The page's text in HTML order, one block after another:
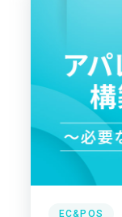
EC&POS